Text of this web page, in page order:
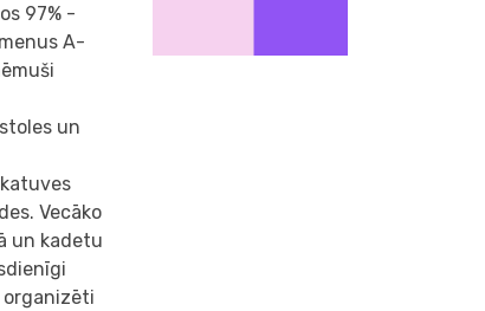
97% -
A-
un
Vecāko
un kadetu
organizēti